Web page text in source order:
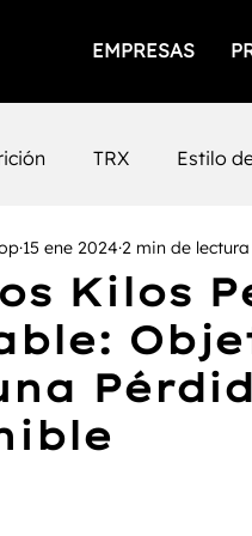
EMPRESAS
TRX Estilo
Empresas
Femenino
Mental
Kilos
15 ene 2024 2 min de lectura